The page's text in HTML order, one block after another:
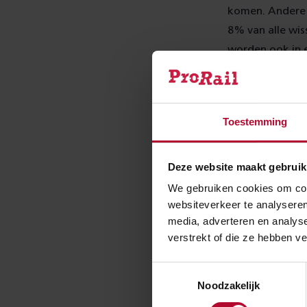
Toestemming
Deze website maakt
We gebruiken cookies om
websiteverkeer te
media, adverteren en
verstrekt of die ze hebben
Noodzakelijk
komen.
8% van alle
worden ook in
Dus bij